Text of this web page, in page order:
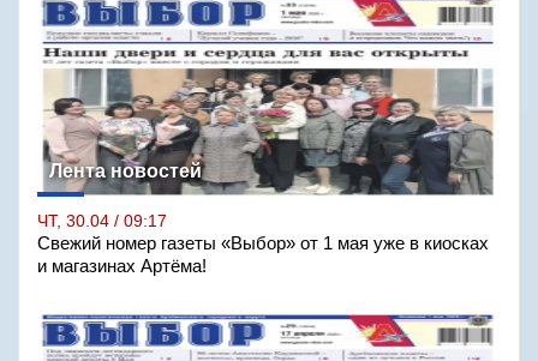
Лента новостей
ЧТ, 30.04 / 09:17
Свежий номер газеты «Выбор» от 1 мая уже в киосках
и магазинах Артёма!